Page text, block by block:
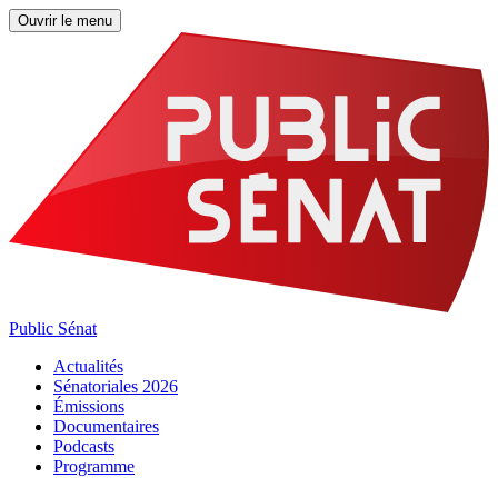
Ouvrir le menu
Public Sénat
Actualités
Sénatoriales 2026
Émissions
Documentaires
Podcasts
Programme